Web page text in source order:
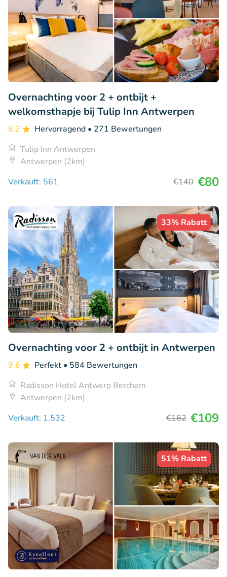
Overnachting voor 2 + ontbijt +
welkomsthapje bij Tulip Inn Antwerpen
8.2 Hervorragend • 271 Bewertungen
Tulip Inn Antwerpen
Antwerpen (2km)
Verkauft: 561
€140 €80
33% Rabatt
Overnachting voor 2 + ontbijt in Antwerpen
9.6 Perfekt • 584 Bewertungen
Radisson Hotel Antwerp Berchem
Antwerpen (2km)
Verkauft: 1.532
€162 €109
51% Rabatt